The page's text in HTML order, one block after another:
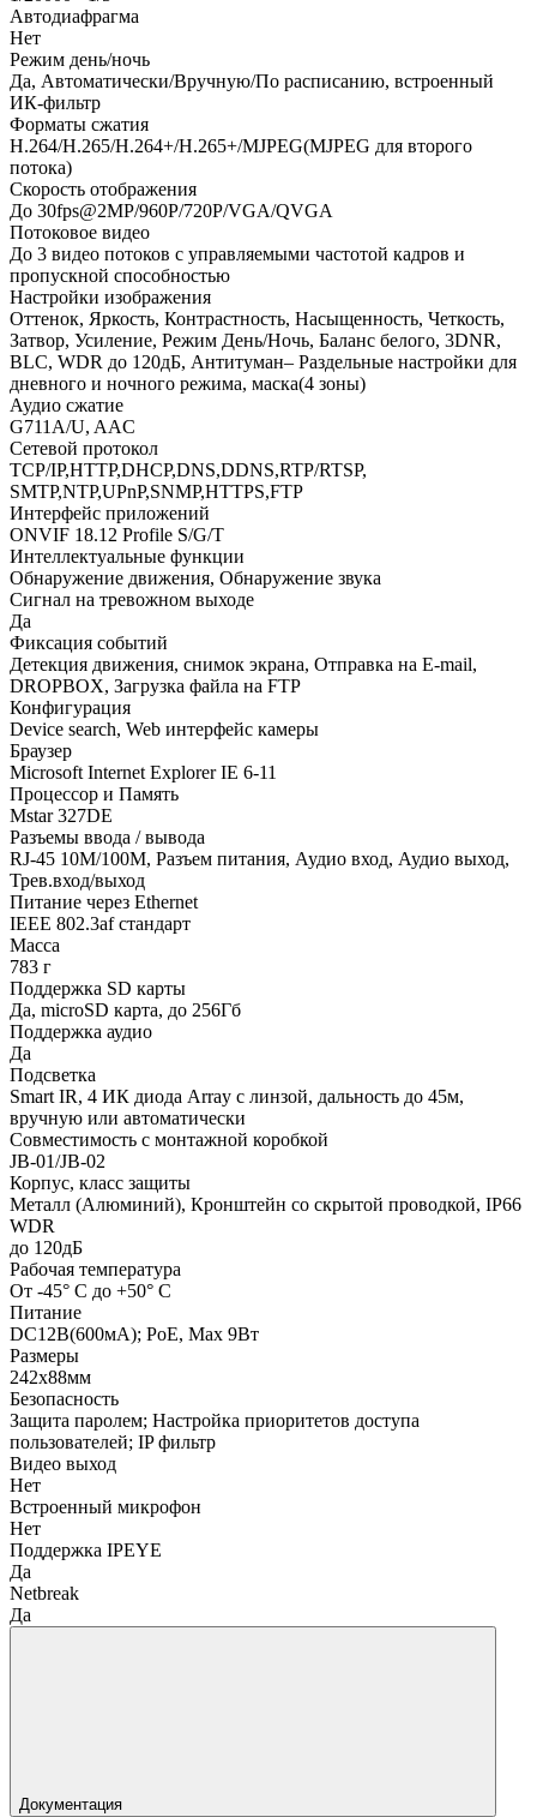
Автодиафрагма
Нет
Режим день/ночь
Да, Автоматически/Вручную/По расписанию, встроенный
ИК-фильтр
Форматы сжатия
Н.264/H.265/Н.264+/H.265+/MJPEG(MJPEG для второго
потока)
Скорость отображения
До 30fps@2MP/960P/720P/VGA/QVGA
Потоковое видео
До 3 видео потоков с управляемыми частотой кадров и
пропускной способностью
Настройки изображения
Оттенок, Яркость, Контрастность, Насыщенность, Четкость,
Затвор, Усиление, Режим День/Ночь, Баланс белого, 3DNR,
BLC, WDR до 120дБ, Антитуман– Раздельные настройки для
дневного и ночного режима, маска(4 зоны)
Аудио сжатие
G711A/U, AAC
Сетевой протокол
TCP/IP,HTTP,DHCP,DNS,DDNS,RTP/RTSP,
SMTP,NTP,UPnP,SNMP,HTTPS,FTP
Интерфейс приложений
ONVIF 18.12 Profile S/G/T
Интеллектуальные функции
Обнаружение движения, Обнаружение звука
Сигнал на тревожном выходе
Да
Фиксация событий
Детекция движения, снимок экрана, Отправка на E-mail,
DROPBOX, Загрузка файла на FTP
Конфигурация
Device search, Web интерфейс камеры
Браузер
Microsoft Internet Explorer IE 6-11
Процессор и Память
Mstar 327DE
Разъемы ввода / вывода
RJ-45 10M/100M, Разъем питания, Аудио вход, Аудио выход,
Трев.вход/выход
Питание через Ethernet
IEEE 802.3af стандарт
Масса
783 г
Поддержка SD карты
Да, microSD карта, до 256Гб
Поддержка аудио
Да
Подсветка
Smart IR, 4 ИК диода Array с линзой, дальность до 45м,
вручную или автоматически
Совместимость с монтажной коробкой
JB-01/JB-02
Корпус, класс защиты
Металл (Алюминий), Кронштейн со скрытой проводкой, IР66
WDR
до 120дБ
Рабочая температура
От -45° С до +50° С
Питание
DC12В(600мА); РоЕ, Мах 9Вт
Размеры
242х88мм
Безопасность
Защита паролем; Настройка приоритетов доступа
пользователей; IP фильтр
Видео выход
Нет
Встроенный микрофон
Нет
Поддержка IPEYE
Да
Netbreak
Да
Документация